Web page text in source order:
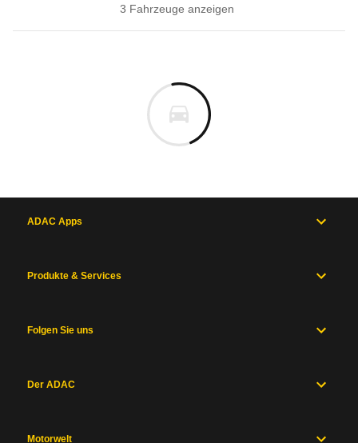
3 Fahrzeuge anzeigen
ADAC Apps
Produkte & Services
Folgen Sie uns
Der ADAC
Motorwelt